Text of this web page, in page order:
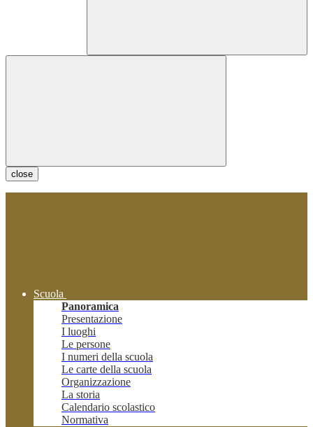
close
Scuola
Panoramica
Presentazione
I luoghi
Le persone
I numeri della scuola
Le carte della scuola
Organizzazione
La storia
Calendario scolastico
Normativa